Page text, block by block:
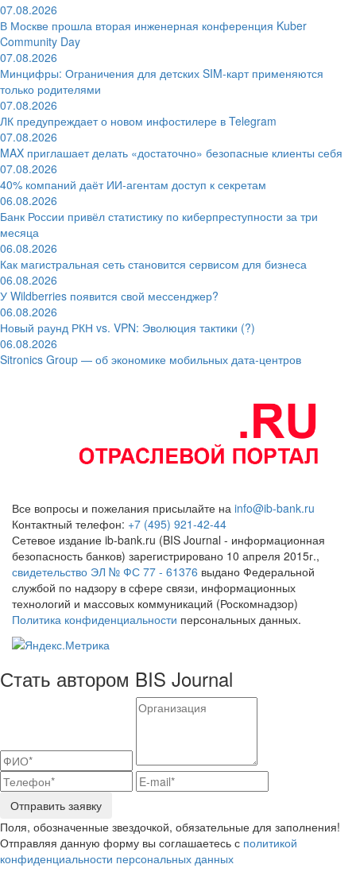
07.08.2026
В Москве прошла вторая инженерная конференция Kuber
Community Day
07.08.2026
Минцифры: Ограничения для детских SIM-карт применяются
только родителями
07.08.2026
ЛК предупреждает о новом инфостилере в Telegram
07.08.2026
MAX приглашает делать «достаточно» безопасные клиенты себя
07.08.2026
40% компаний даёт ИИ‑агентам доступ к секретам
06.08.2026
Банк России привёл статистику по киберпреступности за три
месяца
06.08.2026
Как магистральная сеть становится сервисом для бизнеса
06.08.2026
У Wildberries появится свой мессенджер?
06.08.2026
Новый раунд РКН vs. VPN: Эволюция тактики (?)
06.08.2026
Sitronics Group — об экономике мобильных дата-центров
Все вопросы и пожелания присылайте на info@ib-bank.ru
Контактный телефон: +7 (495) 921-42-44
Сетевое издание ib-bank.ru (BIS Journal - информационная
безопасность банков) зарегистрировано 10 апреля 2015г.,
свидетельство ЭЛ № ФС 77 - 61376 выдано Федеральной
службой по надзору в сфере связи, информационных
технологий и массовых коммуникаций (Роскомнадзор)
Политика конфиденциальности персональных данных.
Стать автором BIS Journal
Отправить заявку
Поля, обозначенные звездочкой, обязательные для заполнения!
Отправляя данную форму вы соглашаетесь с политикой
конфиденциальности персональных данных